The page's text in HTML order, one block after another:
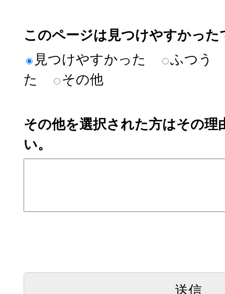
このページは見つけやすかった
見つけやすかった
ふつう
た
その他
その他を選択された方はその理
い。